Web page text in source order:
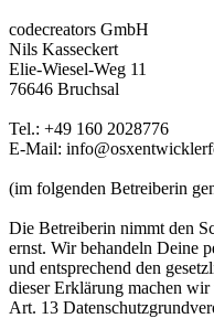
codecreators GmbH
Nils Kasseckert
Elie-Wiesel-Weg 11
76646 Bruchsal
Tel.: +49 160 2028776
E-Mail:
(im folgenden Betreiberin
Die Betreiberin nimmt den
ernst. Wir behandeln Deine
und entsprechend den
dieser Erklärung machen
Art. 13